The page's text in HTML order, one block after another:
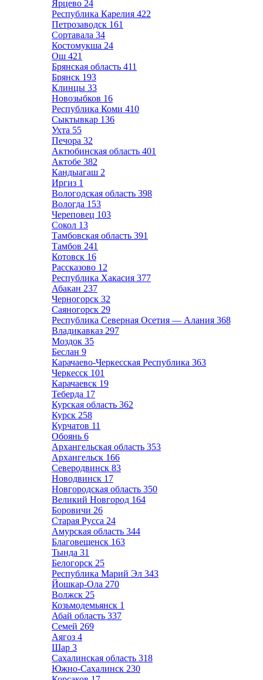
Ярцево 24
Республика Карелия 422
Петрозаводск 161
Сортавала 34
Костомукша 24
Ош 421
Брянская область 411
Брянск 193
Клинцы 33
Новозыбков 16
Республика Коми 410
Сыктывкар 136
Ухта 55
Печора 32
Актюбинская область 401
Актобе 382
Кандыагаш 2
Иргиз 1
Вологодская область 398
Вологда 153
Череповец 103
Сокол 13
Тамбовская область 391
Тамбов 241
Котовск 16
Рассказово 12
Республика Хакасия 377
Абакан 237
Черногорск 32
Саяногорск 29
Республика Северная Осетия — Алания 368
Владикавказ 297
Моздок 35
Беслан 9
Карачаево-Черкесская Республика 363
Черкесск 101
Карачаевск 19
Теберда 17
Курская область 362
Курск 258
Курчатов 11
Обоянь 6
Архангельская область 353
Архангельск 166
Северодвинск 83
Новодвинск 17
Новгородская область 350
Великий Новгород 164
Боровичи 26
Старая Русса 24
Амурская область 344
Благовещенск 163
Тында 31
Белогорск 25
Республика Марий Эл 343
Йошкар-Ола 270
Волжск 25
Козьмодемьянск 1
Абай область 337
Семей 269
Аягоз 4
Шар 3
Сахалинская область 318
Южно-Сахалинск 230